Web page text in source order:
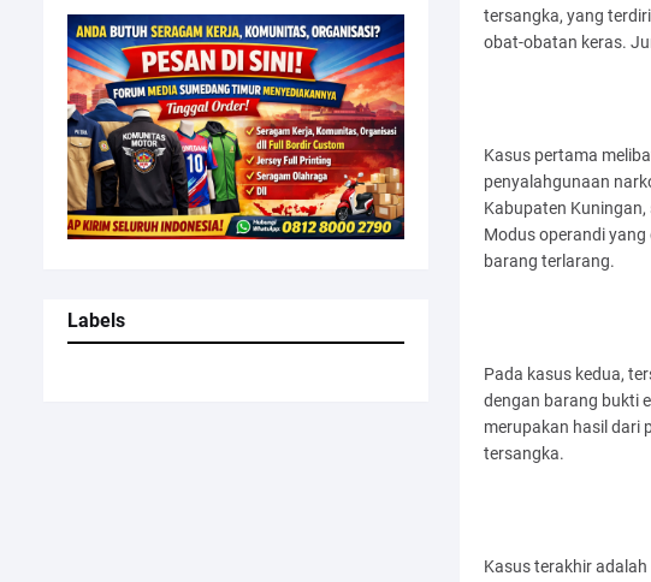
Labels
tersangka, yang
obat-obatan keras.
Kasus pertama
penyalahgunaan
Kabupaten
Modus operandi
barang terlarang.
Pada kasus kedua,
dengan barang bukti
merupakan hasil dari
tersangka.
Kasus terakhir